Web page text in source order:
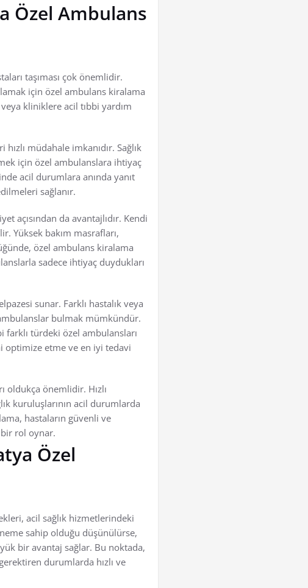
Özel Ambulans
taşıması çok önemlidir.
için özel ambulans kiralama
kliniklere acil tıbbi yardım
müdahale imkanıdır. Sağlık
için özel ambulanslara ihtiyaç
acil durumlara anında yanıt
sağlanır.
açısından da avantajlıdır. Kendi
Yüksek bakım masrafları,
özel ambulans kiralama
sadece ihtiyaç duydukları
sunar. Farklı hastalık veya
bulmak mümkündür.
farklı türdeki özel ambulansları
optimize etme ve en iyi tedavi
oldukça önemlidir. Hızlı
kuruluşlarının acil durumlarda
hastaların güvenli ve
rol oynar.
Özel
acil sağlık hizmetlerindeki
sahip olduğu düşünülürse,
bir avantaj sağlar. Bu noktada,
durumlarda hızlı ve